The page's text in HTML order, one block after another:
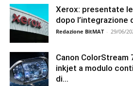
Xerox: presentate
dopo l’integrazione
Redazione BitMAT - 29/06/
Canon ColorStream
inkjet a modulo
di...